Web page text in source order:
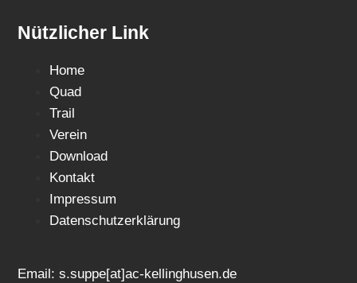
Nützlicher Link
Home
Quad
Trail
Verein
Download
Kontakt
Impressum
Datenschutzerklärung
Email: s.suppe[at]ac-kellinghusen.de